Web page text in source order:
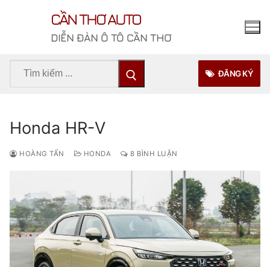
CẦN THƠ AUTO
DIỄN ĐÀN Ô TÔ CẦN THƠ
Tìm
ĐĂNG KÝ
Honda HR-V
HOÀNG TẤN HONDA 8 BÌNH LUẬN